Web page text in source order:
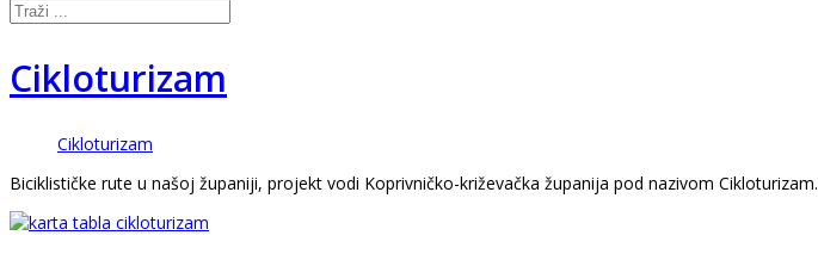
Cikloturizam
Cikloturizam
Biciklističke rute u našoj županiji, projekt vodi Koprivničko-križevačka županija pod nazivom Cikloturizam.